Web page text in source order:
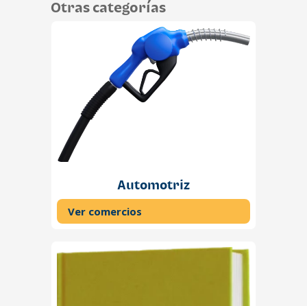
Otras categorías
Automotriz
Ver comercios